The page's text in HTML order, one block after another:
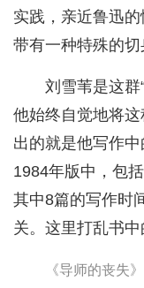
实践，亲近鲁迅
带有一种特殊的切
刘雪苇是这群
他始终自觉地将
出的就是他写作中
1984年版中，包
其中8篇的写作时
关。这里打乱书
《导师的丧失